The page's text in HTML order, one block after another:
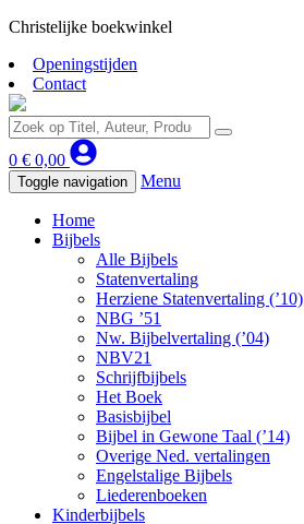
Christelijke boekwinkel
Openingstijden
Contact
0 € 0,00
Toggle navigation Menu
Home
Bijbels
Alle Bijbels
Statenvertaling
Herziene Statenvertaling (’10)
NBG ’51
Nw. Bijbelvertaling (’04)
NBV21
Schrijfbijbels
Het Boek
Basisbijbel
Bijbel in Gewone Taal (’14)
Overige Ned. vertalingen
Engelstalige Bijbels
Liederenboeken
Kinderbijbels